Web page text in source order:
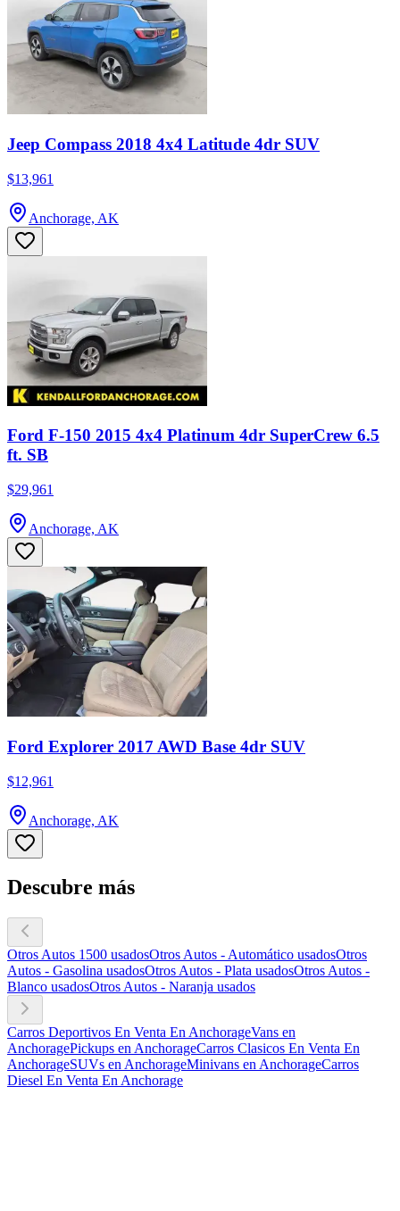
Jeep Compass 2018 4x4 Latitude 4dr SUV
$13,961
Anchorage, AK
Ford F-150 2015 4x4 Platinum 4dr SuperCrew 6.5
ft. SB
$29,961
Anchorage, AK
Ford Explorer 2017 AWD Base 4dr SUV
$12,961
Anchorage, AK
Descubre más
Otros Autos 1500 usadosOtros Autos - Automático usadosOtros
Autos - Gasolina usadosOtros Autos - Plata usadosOtros Autos -
Blanco usadosOtros Autos - Naranja usados
Carros Deportivos En Venta En AnchorageVans en
AnchoragePickups en AnchorageCarros Clasicos En Venta En
AnchorageSUVs en AnchorageMinivans en AnchorageCarros
Diesel En Venta En Anchorage